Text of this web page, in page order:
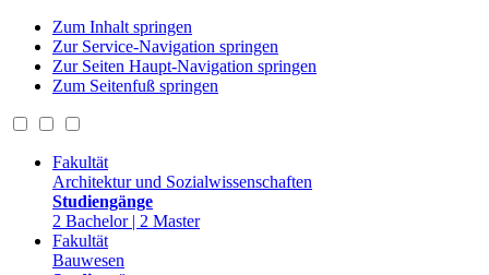
Zum Inhalt springen
Zur Service-Navigation springen
Zur Seiten Haupt-Navigation springen
Zum Seitenfuß springen
Fakultät
Architektur und Sozialwissenschaften
Studiengänge
2 Bachelor | 2 Master
Fakultät
Bauwesen